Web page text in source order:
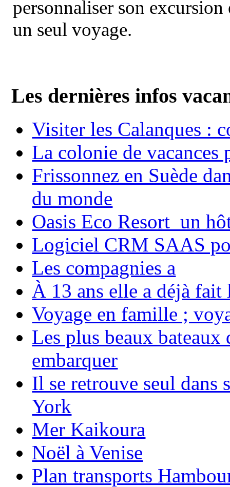
personnaliser son
un seul voyage.
Les dernières infos
Visiter les Calanques :
La colonie de vacances
Frissonnez en Suède
du monde
Oasis Eco Resort un
Logiciel CRM SAAS
Les compagnies a
À 13 ans elle a déjà
Voyage en famille ;
Les plus beaux bateaux
embarquer
Il se retrouve seul dans
York
Mer Kaikoura
Noël à Venise
Plan transports